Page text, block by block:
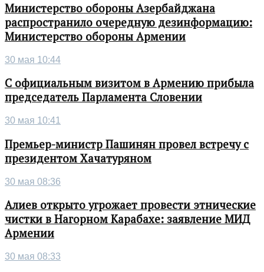
Министерство обороны Азербайджана
распространило очередную дезинформацию:
Министерство обороны Армении
30 мая 10:44
С официальным визитом в Армению прибыла
председатель Парламента Словении
30 мая 10:41
Премьер-министр Пашинян провел встречу с
президентом Хачатуряном
30 мая 08:36
Алиев открыто угрожает провести этнические
чистки в Нагорном Карабахе: заявление МИД
Армении
30 мая 08:33